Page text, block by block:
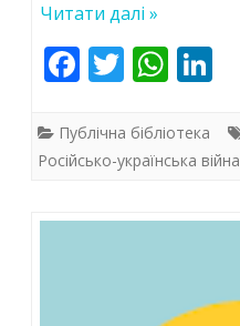
Читати далі »
F
e
b
T
itt
er
W
at
s
k
e
Публічна бібліотека
Російсько-українська війна